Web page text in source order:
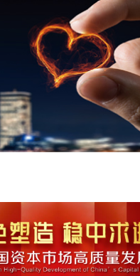
资，累计融资金额近20亿元，由
、联通战新、紫金矿业、中保
、纳思达、普华资本、小苗朗
业、金研资本等一众知名产业资
截至目前，航天驭星已建成包
全球化卫星地面站网和综合定标
火箭数量达684颗。
业收入1.07亿元，同比增长
于上市公司股东的净利润-
前期推出的新产品持续推广、客
叠加市场景气度回升、终端需求
模保持稳健增长态势。